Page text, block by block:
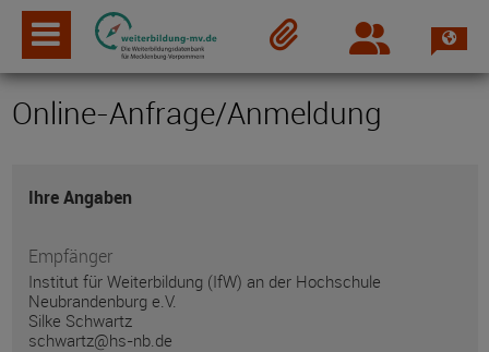
Login
Online-Anfrage/Anmeldung
Ihre Angaben
Empfänger
Institut für Weiterbildung (IfW) an der Hochschule
Neubrandenburg e.V.
Silke Schwartz
schwartz@hs-nb.de